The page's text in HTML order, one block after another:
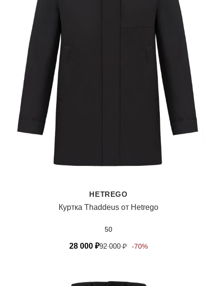
HETREGO
Куртка Thaddeus от Hetrego
50
28 000 ₽92 000₽ -70%